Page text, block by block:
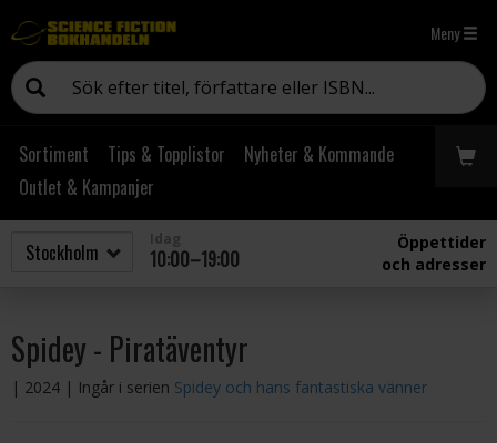
Meny
Sortiment Tips & Topplistor
Nyheter & Kommande
Outlet & Kampanjer
10:00–19:00
Öppettider
och adresser
Spidey - Piratäventyr
| 2024 | Ingår i serien Spidey och hans fantastiska vänner